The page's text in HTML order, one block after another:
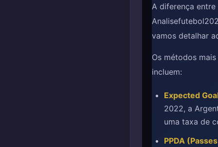
A diferença
vamos detalhar
Os métodos
incluem:
Expected
2022, a
uma taxa de
PPDA